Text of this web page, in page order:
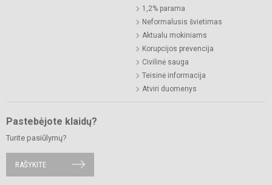
1,2% parama
Neformalusis švietimas
Aktualu mokiniams
Korupcijos prevencija
Civilinė sauga
Teisinė informacija
Atviri duomenys
Pastebėjote klaidų?
Turite pasiūlymų?
RAŠYKITE